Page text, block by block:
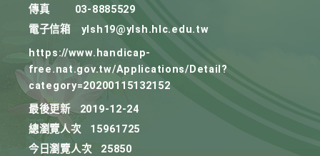
傳真
03-8885529
電子信箱
ylsh19@ylsh.hlc.edu.tw
https://www.handicap-
free.nat.gov.tw/Applications/Detail?
category=20200115132152
最後更新
2019-12-24
總瀏覽人次
15961725
今日瀏覽人次
25850